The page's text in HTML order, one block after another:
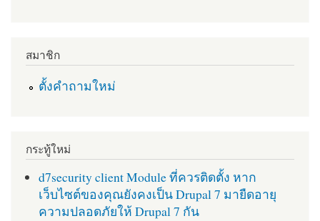
สมาชิก
ตั้งคำถามใหม่
กระทู้ใหม่
d7security client Module ที่ควรติดตั้ง หาก
เว็บไซต์ของคุณยังคงเป็น Drupal 7 มายืดอายุ
ความปลอดภัยให้ Drupal 7 กัน